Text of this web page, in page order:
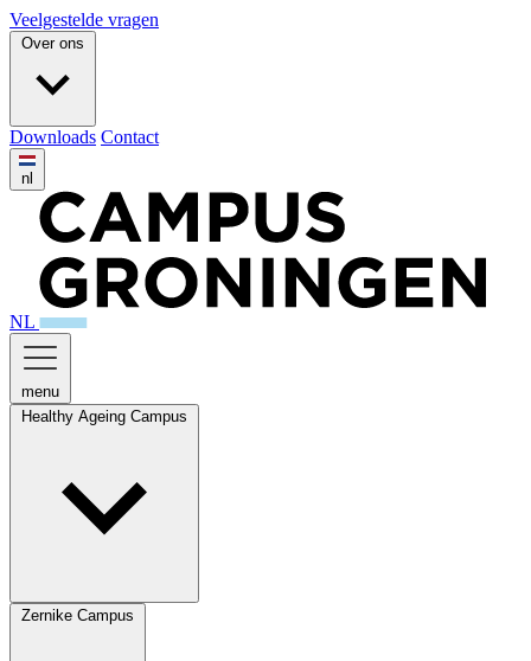
Veelgestelde vragen
Over ons
Downloads Contact
nl
NL
menu
Healthy Ageing Campus
Zernike Campus